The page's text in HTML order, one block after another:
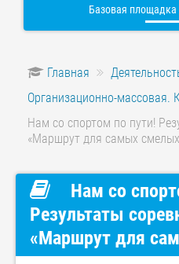
Базовая
Главная
Организационно-массовая.
Нам со спортом по пути!
«Маршрут для самых
Нам со
Результаты
«Маршрут для